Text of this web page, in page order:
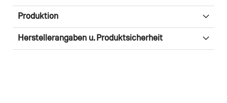
Produktion
Herstellerangaben u. Produktsicherheit